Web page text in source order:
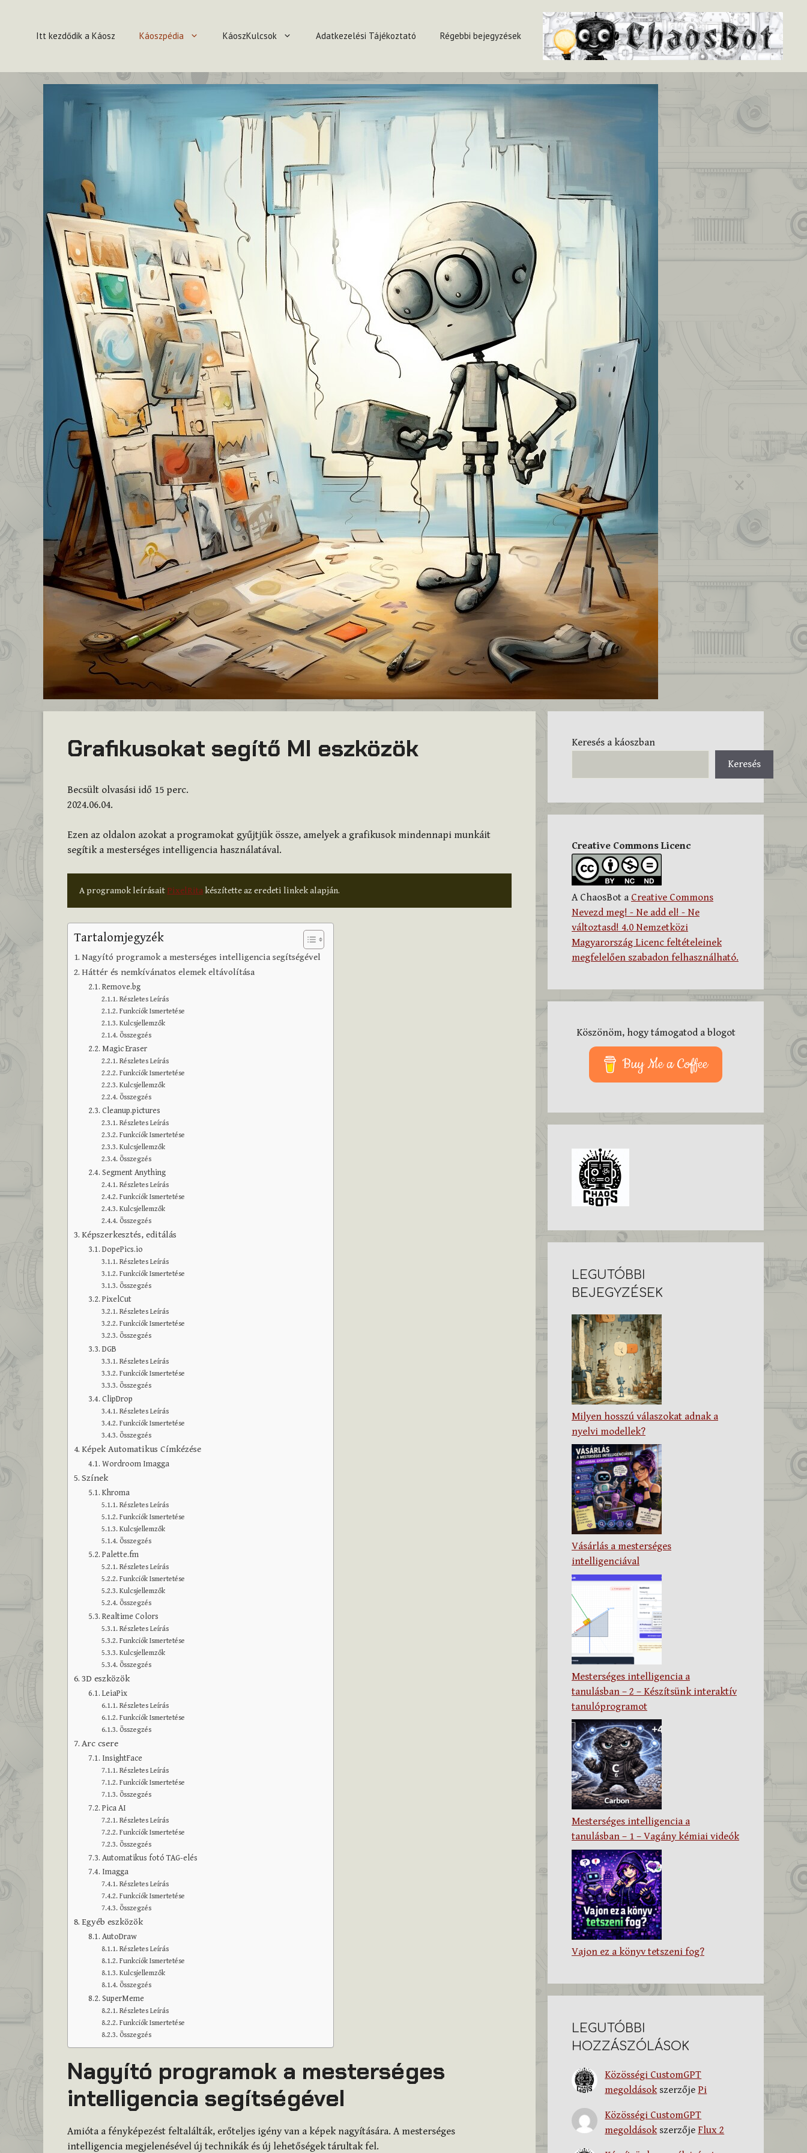
tartalombaItt kezdődik a Káosz Káoszpédia KáoszKulcsok Adatkezelési Tájékoztató Régebbi bejegyzések
Grafikusokat segítő MI eszközök
Becsült olvasási idő 15 perc.
2024.06.04.
Ezen az oldalon azokat a programokat gyűjtjük össze, amelyek a grafikusok mindennapi munkáit
segítik a mesterséges intelligencia használatával.
A programok leírásait PixelRita készítette az eredeti linkek alapján.
Tartalomjegyzék
Nagyító programok a mesterséges intelligencia segítségével
Háttér és nemkívánatos elemek eltávolítása
Remove.bg
Részletes Leírás
Funkciók Ismertetése
Kulcsjellemzők
Összegzés
Magic Eraser
Részletes Leírás
Funkciók Ismertetése
Kulcsjellemzők
Összegzés
Cleanup.pictures
Részletes Leírás
Funkciók Ismertetése
Kulcsjellemzők
Összegzés
Segment Anything
Részletes Leírás
Funkciók Ismertetése
Kulcsjellemzők
Összegzés
Képszerkesztés, editálás
DopePics.io
Részletes Leírás
Funkciók Ismertetése
Összegzés
PixelCut
Részletes Leírás
Funkciók Ismertetése
Összegzés
DGB
Részletes Leírás
Funkciók Ismertetése
Összegzés
ClipDrop
Részletes Leírás
Funkciók Ismertetése
Összegzés
Képek Automatikus Címkézése
Wordroom Imagga
Színek
Khroma
Részletes Leírás
Funkciók Ismertetése
Kulcsjellemzők
Összegzés
Palette.fm
Részletes Leírás
Funkciók Ismertetése
Kulcsjellemzők
Összegzés
Realtime Colors
Részletes Leírás
Funkciók Ismertetése
Kulcsjellemzők
Összegzés
3D eszközök
LeiaPix
Részletes Leírás
Funkciók Ismertetése
Összegzés
Arc csere
InsightFace
Részletes Leírás
Funkciók Ismertetése
Összegzés
Pica AI
Részletes Leírás
Funkciók Ismertetése
Összegzés
Automatikus fotó TAG-elés
Imagga
Részletes Leírás
Funkciók Ismertetése
Összegzés
Egyéb eszközök
AutoDraw
Részletes Leírás
Funkciók Ismertetése
Kulcsjellemzők
Összegzés
SuperMeme
Részletes Leírás
Funkciók Ismertetése
Összegzés
Nagyító programok a mesterséges
intelligencia segítségével
Amióta a fényképezést feltalálták, erőteljes igény van a képek nagyítására. A mesterséges
intelligencia megjelenésével új technikák és új lehetőségek tárultak fel.
Keresés a káoszban
Keresés
Creative Commons Licenc
A ChaosBot a Creative Commons
Nevezd meg! - Ne add el! - Ne
változtasd! 4.0 Nemzetközi
Magyarország Licenc feltételeinek
megfelelően szabadon felhasználható.
Köszönöm, hogy támogatod a blogot
Buy Me a Coffee
LEGUTÓBBI
BEJEGYZÉSEK
Milyen hosszú válaszokat adnak a
nyelvi modellek?
Vásárlás a mesterséges
intelligenciával
Mesterséges intelligencia a
tanulásban – 2 – Készítsünk interaktív
tanulóprogramot
Mesterséges intelligencia a
tanulásban – 1 – Vagány kémiai videók
Vajon ez a könyv tetszeni fog?
LEGUTÓBBI
HOZZÁSZÓLÁSOK
Közösségi CustomGPT
megoldásokszerzője Pi
Közösségi CustomGPT
megoldásokszerzője Flux 2